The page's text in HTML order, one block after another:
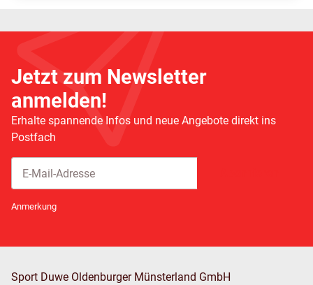
Jetzt zum Newsletter
anmelden!
Erhalte spannende Infos und neue Angebote direkt ins
Postfach
Anmerkung
Sport Duwe Oldenburger Münsterland GmbH